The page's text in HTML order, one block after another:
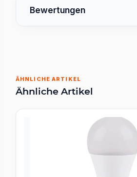
Bewertungen
ÄHNLICHE ARTIKEL
Ähnliche Artikel